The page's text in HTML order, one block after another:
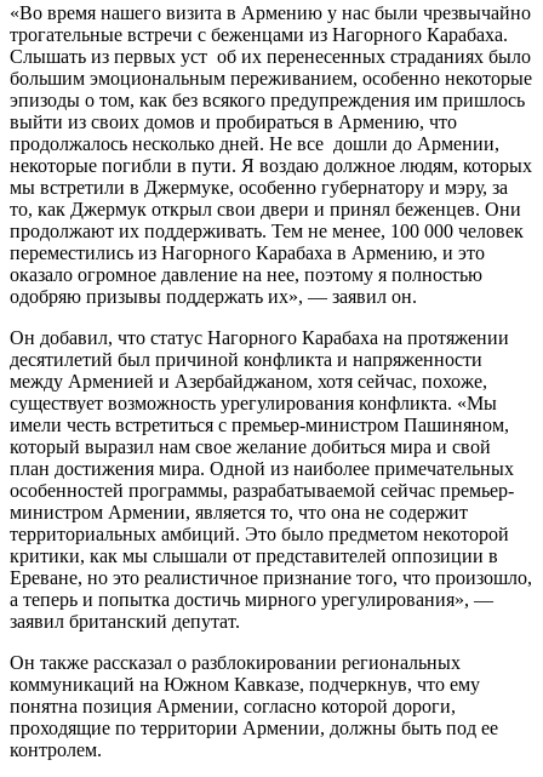
«Во время нашего визита в Армению у нас были чрезвычайно
трогательные встречи с беженцами из Нагорного Карабаха.
Слышать из первых уст об их перенесенных страданиях было
большим эмоциональным переживанием, особенно некоторые
эпизоды о том, как без всякого предупреждения им пришлось
выйти из своих домов и пробираться в Армению, что
продолжалось несколько дней. Не все дошли до Армении,
некоторые погибли в пути. Я воздаю должное людям, которых
мы встретили в Джермуке, особенно губернатору и мэру, за
то, как Джермук открыл свои двери и принял беженцев. Они
продолжают их поддерживать. Тем не менее, 100 000 человек
переместились из Нагорного Карабаха в Армению, и это
оказало огромное давление на нее, поэтому я полностью
одобряю призывы поддержать их», — заявил он.
Он добавил, что статус Нагорного Карабаха на протяжении
десятилетий был причиной конфликта и напряженности
между Арменией и Азербайджаном, хотя сейчас, похоже,
существует возможность урегулирования конфликта. «Мы
имели честь встретиться с премьер-министром Пашиняном,
который выразил нам свое желание добиться мира и свой
план достижения мира. Одной из наиболее примечательных
особенностей программы, разрабатываемой сейчас премьер-
министром Армении, является то, что она не содержит
территориальных амбиций. Это было предметом некоторой
критики, как мы слышали от представителей оппозиции в
Ереване, но это реалистичное признание того, что произошло,
а теперь и попытка достичь мирного урегулирования», —
заявил британский депутат.
Он также рассказал о разблокировании региональных
коммуникаций на Южном Кавказе, подчеркнув, что ему
понятна позиция Армении, согласно которой дороги,
проходящие по территории Армении, должны быть под ее
контролем.